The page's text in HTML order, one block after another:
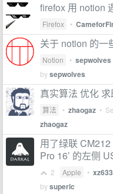
firefox 用 notion
Firefox •
关于 notion 的一
Notion • sepwolves
bysepwolves
真实算法 优化 求
算法 • zhaogaz •
zhaogaz
用了绿联
Pro 16’ 的左侧
2 Apple • xz633
bysuperlc